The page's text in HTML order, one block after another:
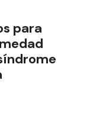
para